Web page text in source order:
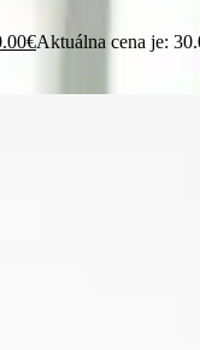
€Aktuálna cena je: